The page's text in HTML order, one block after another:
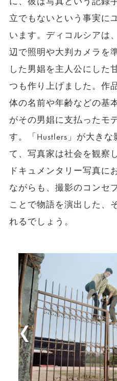
立でもないという事実に
います。ディコルシアは
辺で照明や大判カメラを
した男娼を主人公にした
つも作り上げました。作
体の名前や年齢などの基
がその男娼に支払ったモ
す。「Hustlers」が大き
て、写真家は社会を観察
ドキュメンタリー写真に
ながらも、撮影のコンセ
ことで物語を演出した、
れるでしょう。